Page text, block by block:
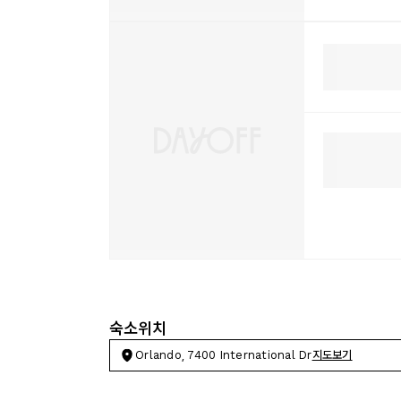
숙소위치
Orlando, 7400 International Dr지도보기